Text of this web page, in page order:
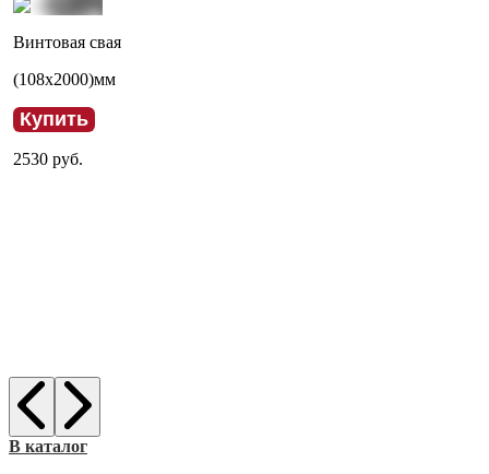
Винтовая свая
(108x2000)мм
Купить
2530 руб.
В каталог